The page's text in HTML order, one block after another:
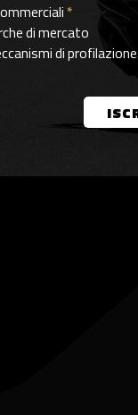
*
di mercato
di profilazione